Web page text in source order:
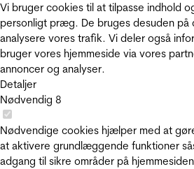
Vi bruger cookies til at tilpasse indhold
personligt præg. De bruges desuden på
analysere vores trafik. Vi deler også
bruger vores hjemmeside via vores
annoncer og analyser.
Detaljer
Nødvendig 8
Nødvendige cookies hjælper med at
at aktivere grundlæggende funktioner
adgang til sikre områder på